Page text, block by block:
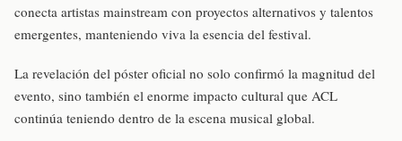
conecta artistas mainstream con proyectos alternativos y talentos
emergentes, manteniendo viva la esencia del festival.
La revelación del póster oficial no solo confirmó la magnitud del
evento, sino también el enorme impacto cultural que ACL
continúa teniendo dentro de la escena musical global.